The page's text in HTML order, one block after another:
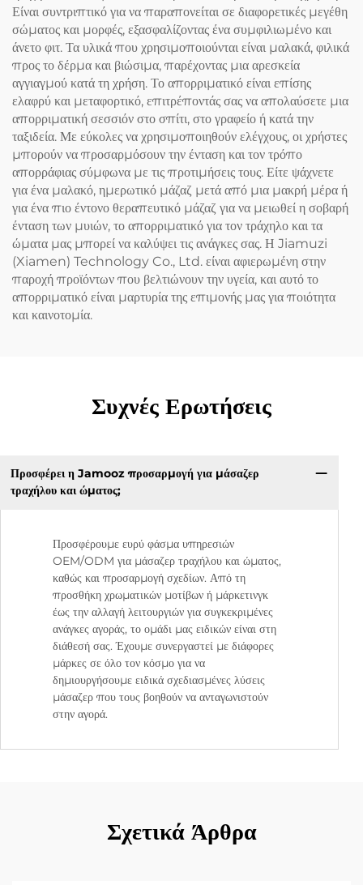
Είναι συντριπτικό για να παραπονείται σε διαφορετικές μεγέθη
σώματος και μορφές, εξασφαλίζοντας ένα συμφιλιωμένο και
άνετο φιτ. Τα υλικά που χρησιμοποιούνται είναι μαλακά, φιλικά
προς το δέρμα και βιώσιμα, παρέχοντας μια αρεσκεία
αγγιαγμού κατά τη χρήση. Το απορριματικό είναι επίσης
ελαφρύ και μεταφορτικό, επιτρέποντάς σας να απολαύσετε μια
απορριματική σεσσιόν στο σπίτι, στο γραφείο ή κατά την
ταξιδεία. Με εύκολες να χρησιμοποιηθούν ελέγχους, οι χρήστες
μπορούν να προσαρμόσουν την ένταση και τον τρόπο
απορράφιας σύμφωνα με τις προτιμήσεις τους. Είτε ψάχνετε
για ένα μαλακό, ημερωτικό μάζαζ μετά από μια μακρή μέρα ή
για ένα πιο έντονο θεραπευτικό μάζαζ για να μειωθεί η σοβαρή
ένταση των μυιών, το απορριματικό για τον τράχηλο και τα
ώματα μας μπορεί να καλύψει τις ανάγκες σας. Η Jiamuzi
(Xiamen) Technology Co., Ltd. είναι αφιερωμένη στην
παροχή προϊόντων που βελτιώνουν την υγεία, και αυτό το
απορριματικό είναι μαρτυρία της επιμονής μας για ποιότητα
και καινοτομία.
Συχνές Ερωτήσεις
Προσφέρει η Jamooz προσαρμογή για μάσαζερ
τραχήλου και ώματος;
Προσφέρουμε ευρύ φάσμα υπηρεσιών
OEM/ODM για μάσαζερ τραχήλου και ώματος,
καθώς και προσαρμογή σχεδίων. Από τη
προσθήκη χρωματικών μοτίβων ή μάρκετινγκ
έως την αλλαγή λειτουργιών για συγκεκριμένες
ανάγκες αγοράς, το ομάδι μας ειδικών είναι στη
διάθεσή σας. Έχουμε συνεργαστεί με διάφορες
μάρκες σε όλο τον κόσμο για να
δημιουργήσουμε ειδικά σχεδιασμένες λύσεις
μάσαζερ που τους βοηθούν να ανταγωνιστούν
στην αγορά.
Σχετικά Άρθρα